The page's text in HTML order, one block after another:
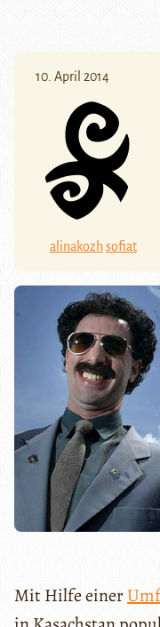
10. April 2014
alinakozhsofiat
Mit Hilfe einer